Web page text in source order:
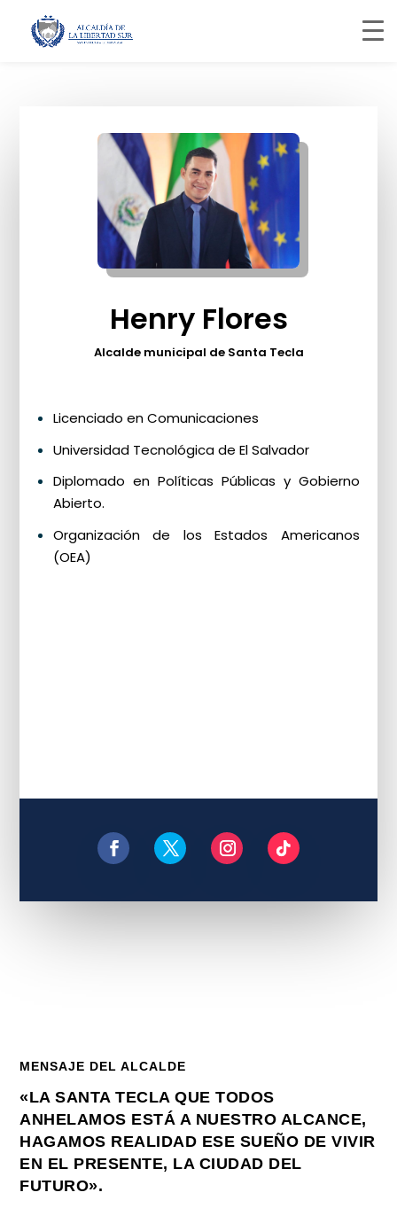
Henry Flores
Alcalde municipal de Santa Tecla
Licenciado en Comunicaciones
Universidad Tecnológica de El Salvador
Diplomado en Políticas Públicas y Gobierno
Abierto.
Organización de los Estados Americanos
(OEA)
MENSAJE DEL ALCALDE
«LA SANTA TECLA QUE TODOS
ANHELAMOS ESTÁ A NUESTRO ALCANCE,
HAGAMOS REALIDAD ESE SUEÑO DE VIVIR
EN EL PRESENTE, LA CIUDAD DEL
FUTURO».